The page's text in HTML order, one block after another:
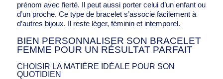
prénom avec fierté. Il peut aussi porter celui d’un enfant ou
d’un proche. Ce type de bracelet s’associe facilement à
d’autres bijoux. Il reste léger, féminin et intemporel.
BIEN PERSONNALISER SON BRACELET
FEMME POUR UN RÉSULTAT PARFAIT
CHOISIR LA MATIÈRE IDÉALE POUR SON
QUOTIDIEN